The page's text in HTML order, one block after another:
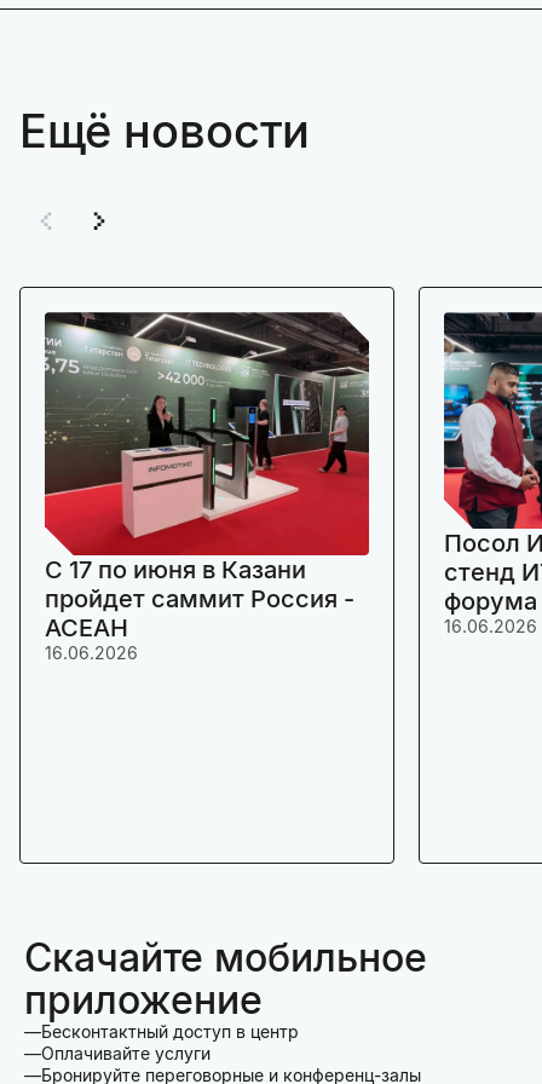
Ещё новости
C 17 по июня в Казани
пройдет саммит Россия -
АСЕАН
16.06.2026
Посол
стенд
16.06.2026
Скачайте мобильное
приложение
Бесконтактный доступ в центр
Оплачивайте услуги
Бронируйте переговорные и конференц-залы